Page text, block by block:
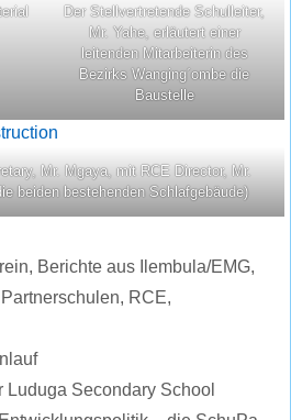
Der Stellvertretende Schulleiter,
Mr. Yahe, erläutert einer
leitenden Mitarbeiterin des
Bezirks Wanging´ombe die
Baustelle
Mr. Mgaya, mit RCE Director, Mr.
beiden bestehenden Schlafgebäude)
, Berichte aus Ilembula/EMG,
Partnerschulen, RCE,
Luduga Secondary School